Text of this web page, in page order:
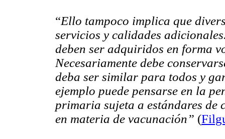
“Ello tampoco implica que
servicios y calidades
deben ser adquiridos en forma
Necesariamente debe
deba ser similar para todos y
ejemplo puede pensarse en la
primaria sujeta a estándares de
en materia de vacunación” (